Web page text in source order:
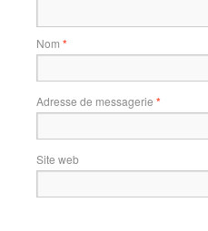
Nom *
Adresse de messagerie *
Site web